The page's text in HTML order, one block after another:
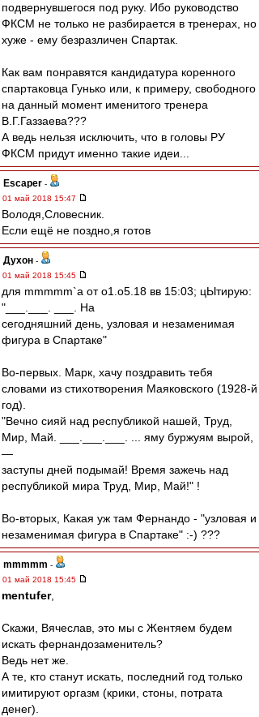
подвернувшегося под руку. Ибо руководство
ФКСМ не только не разбирается в тренерах, но
хуже - ему безразличен Спартак.
Как вам понравятся кандидатура коренного
спартаковца Гунько или, к примеру, свободного
на данный момент именитого тренера
В.Г.Газзаева???
А ведь нельзя исключить, что в головы РУ
ФКСМ придут именно такие идеи...
Escaper -
01 май 2018 15:47
Володя,Словесник.
Если ещё не поздно,я готов
Духон -
01 май 2018 15:45
для mmmmm`а от о1.о5.18 вв 15:03; цЫтирую:
"___.___. ___. На
сегодняшний день, узловая и незаменимая
фигура в Спартаке"
Во-первых. Марк, хачу поздравить тебя
словами из стихотворения Маяковского (1928-й
год).
"Вечно сияй над республикой нашей, Труд,
Мир, Май. ___.___.___. ... яму буржуям вырой,
—
заступы дней подымай! Время зажечь над
республикой мира Труд, Мир, Май!" !
Во-вторых, Какая уж там Фернандо - "узловая и
незаменимая фигура в Спартаке" :-) ???
mmmmm -
01 май 2018 15:45
mentufer,
Скажи, Вячеслав, это мы с Жентяем будем
искать фернандозаменитель?
Ведь нет же.
А те, кто станут искать, последний год только
имитируют оргазм (крики, стоны, потрата
денег).